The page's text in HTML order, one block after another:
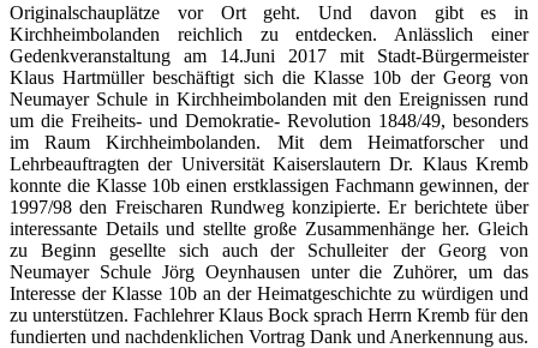
Originalschauplätze vor Ort geht. Und davon gibt es in
Kirchheimbolanden reichlich zu entdecken. Anlässlich einer
Gedenkveranstaltung am 14.Juni 2017 mit Stadt-Bürgermeister
Klaus Hartmüller beschäftigt sich die Klasse 10b der Georg von
Neumayer Schule in Kirchheimbolanden mit den Ereignissen rund
um die Freiheits- und Demokratie- Revolution 1848/49, besonders
im Raum Kirchheimbolanden. Mit dem Heimatforscher und
Lehrbeauftragten der Universität Kaiserslautern Dr. Klaus Kremb
konnte die Klasse 10b einen erstklassigen Fachmann gewinnen, der
1997/98 den Freischaren Rundweg konzipierte. Er berichtete über
interessante Details und stellte große Zusammenhänge her. Gleich
zu Beginn gesellte sich auch der Schulleiter der Georg von
Neumayer Schule Jörg Oeynhausen unter die Zuhörer, um das
Interesse der Klasse 10b an der Heimatgeschichte zu würdigen und
zu unterstützen. Fachlehrer Klaus Bock sprach Herrn Kremb für den
fundierten und nachdenklichen Vortrag Dank und Anerkennung aus.